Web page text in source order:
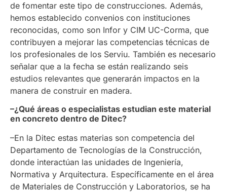
de fomentar este tipo de construcciones. Además,
hemos establecido convenios con instituciones
reconocidas, como son Infor y CIM UC-Corma, que
contribuyen a mejorar las competencias técnicas de
los profesionales de los Serviu. También es necesario
señalar que a la fecha se están realizando seis
estudios relevantes que generarán impactos en la
manera de construir en madera.
–¿Qué áreas o especialistas estudian este material
en concreto dentro de Ditec?
–En la Ditec estas materias son competencia del
Departamento de Tecnologías de la Construcción,
donde interactúan las unidades de Ingeniería,
Normativa y Arquitectura. Específicamente en el área
de Materiales de Construcción y Laboratorios, se ha